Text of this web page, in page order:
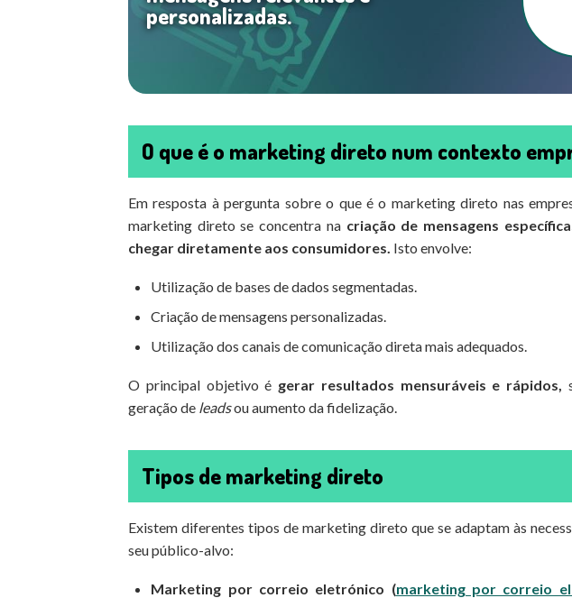
personalizadas.
O que é o marketing direto num contexto
Em resposta à pergunta sobre o que é o marketing direto nas
marketing direto se concentra na criação de mensagens
chegar diretamente aos consumidores. Isto envolve:
Utilização de bases de dados segmentadas.
Criação de mensagens personalizadas.
Utilização dos canais de comunicação direta mais adequados.
O principal objetivo é gerar resultados mensuráveis e rápidos,
geração de leadsou aumento da fidelização.
Tipos de marketing direto
Existem diferentes tipos de marketing direto que se adaptam às
seu público-alvo:
Marketing por correio eletrónico (marketing por correio